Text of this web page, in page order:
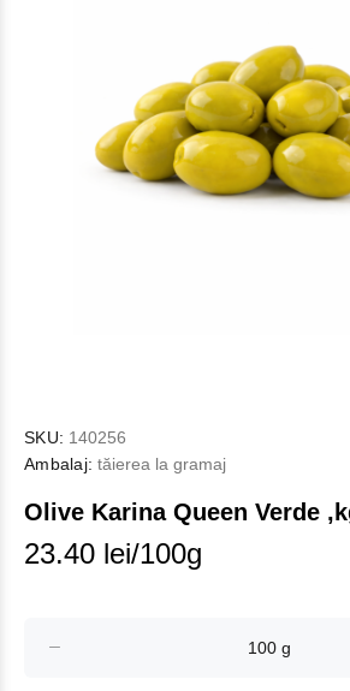
SKU: 140256
Ambalaj: tăierea la gramaj
Olive Karina Queen Verde
23.40 lei/100g